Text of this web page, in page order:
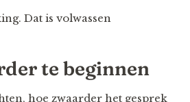
Dat is volwassen
te beginnen
hoe zwaarder het gesprek